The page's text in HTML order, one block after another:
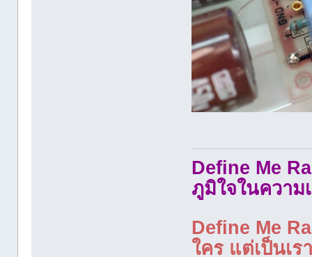
Define Me
ภูมิใจในความ
Define Me
ใคร แต่เป็นเ